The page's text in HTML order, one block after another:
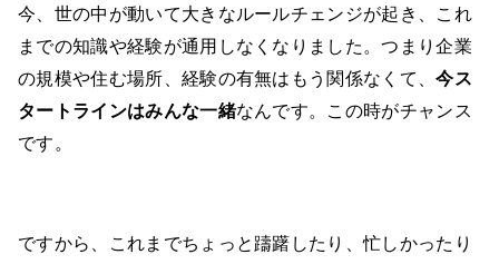
今、世の中が動いて大きなルールチェンジが起き、これ
までの知識や経験が通用しなくなりました。つまり企業
の規模や住む場所、経験の有無はもう関係なくて、今ス
タートラインはみんな一緒なんです。この時がチャンス
です。
ですから、これまでちょっと躊躇したり、忙しかったり